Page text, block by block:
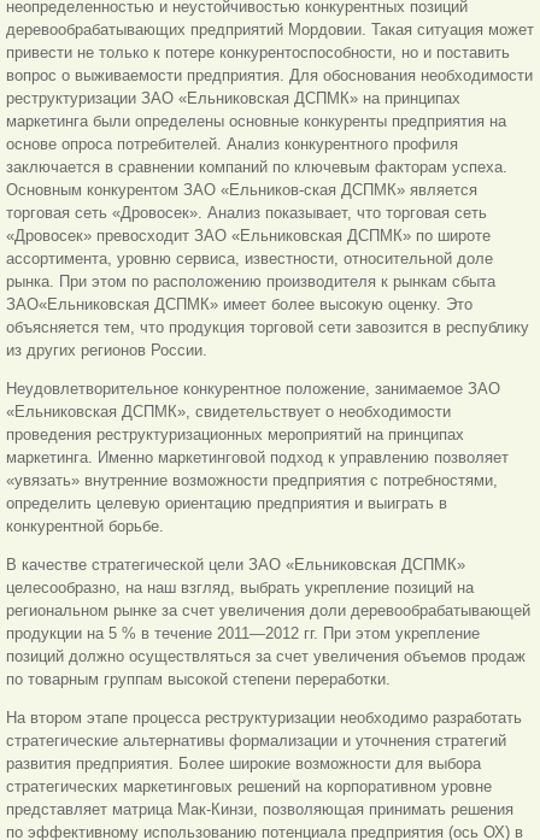
неопределенностью и неустойчивостью конкурентных позиций
деревообрабатывающих предприятий Мордовии. Такая ситуация может
привести не только к потере конкурентоспособности, но и поставить
вопрос о выживаемости предприятия. Для обоснования необходимости
реструктуризации ЗАО «Ельниковская ДСПМК» на принципах
маркетинга были определены основные конкуренты предприятия на
основе опроса потребителей. Анализ конкурентного профиля
заключается в сравнении компаний по ключевым факторам успеха.
Основным конкурентом ЗАО «Ельников-ская ДСПМК» является
торговая сеть «Дровосек». Анализ показывает, что торговая сеть
«Дровосек» превосходит ЗАО «Ельниковская ДСПМК» по широте
ассортимента, уровню сервиса, известности, относительной доле
рынка. При этом по расположению производителя к рынкам сбыта
ЗАО«Ельниковская ДСПМК» имеет более высокую оценку. Это
объясняется тем, что продукция торговой сети завозится в республику
из других регионов России.
Неудовлетворительное конкурентное положение, занимаемое ЗАО
«Ельниковская ДСПМК», свидетельствует о необходимости
проведения реструктуризационных мероприятий на принципах
маркетинга. Именно маркетинговой подход к управлению позволяет
«увязать» внутренние возможности предприятия с потребностями,
определить целевую ориентацию предприятия и выиграть в
конкурентной борьбе.
В качестве стратегической цели ЗАО «Ельниковская ДСПМК»
целесообразно, на наш взгляд, выбрать укрепление позиций на
региональном рынке за счет увеличения доли деревообрабатывающей
продукции на 5 % в течение 2011—2012 гг. При этом укрепление
позиций должно осуществляться за счет увеличения объемов продаж
по товарным группам высокой степени переработки.
На втором этапе процесса реструктуризации необходимо разработать
стратегические альтернативы формализации и уточнения стратегий
развития предприятия. Более широкие возможности для выбора
стратегических маркетинговых решений на корпоративном уровне
представляет матрица Мак-Кинзи, позволяющая принимать решения
по эффективному использованию потенциала предприятия (ось ОХ) в